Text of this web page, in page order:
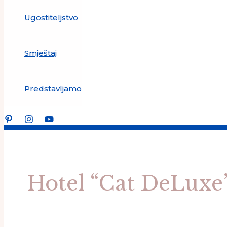
Ugostiteljstvo
Smještaj
Predstavljamo
Hotel “Cat